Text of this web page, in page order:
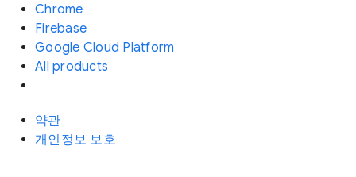
Chrome
Firebase
Google Cloud Platform
All products
약관
개인정보 보호